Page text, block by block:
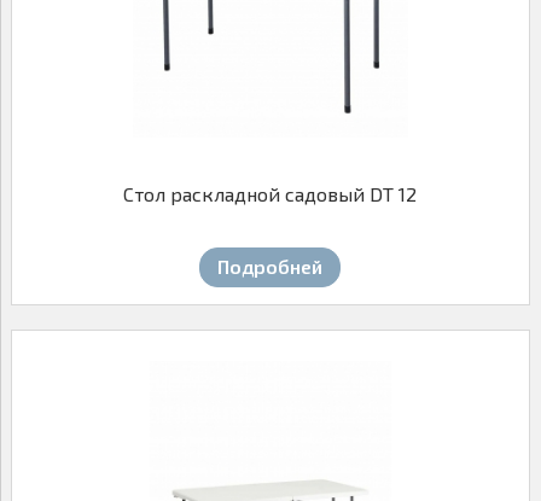
МАЛЫЕ ФОРМЫ
САДОВАЯ МЕБЕЛЬ
Стол раскладной садовый DT 12
Подробней